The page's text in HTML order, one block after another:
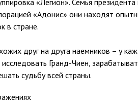
«Легион». Семья
«Адонис» они находят
в стране.
друг на друга наемников – у
Гранд-Чиен,
судьбу всей страны.